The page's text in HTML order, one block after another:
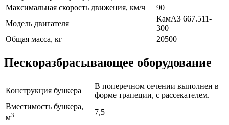
Максимальная скорость движения, км/ч
90
Модель двигателя
КамАЗ 667.511-
300
Общая масса, кг
20500
Пескоразбрасывающее оборудование
Конструкция бункера
В поперечном сечении выполнен в
форме трапеции, с рассекателем.
Вместимость бункера,
м3
7,5